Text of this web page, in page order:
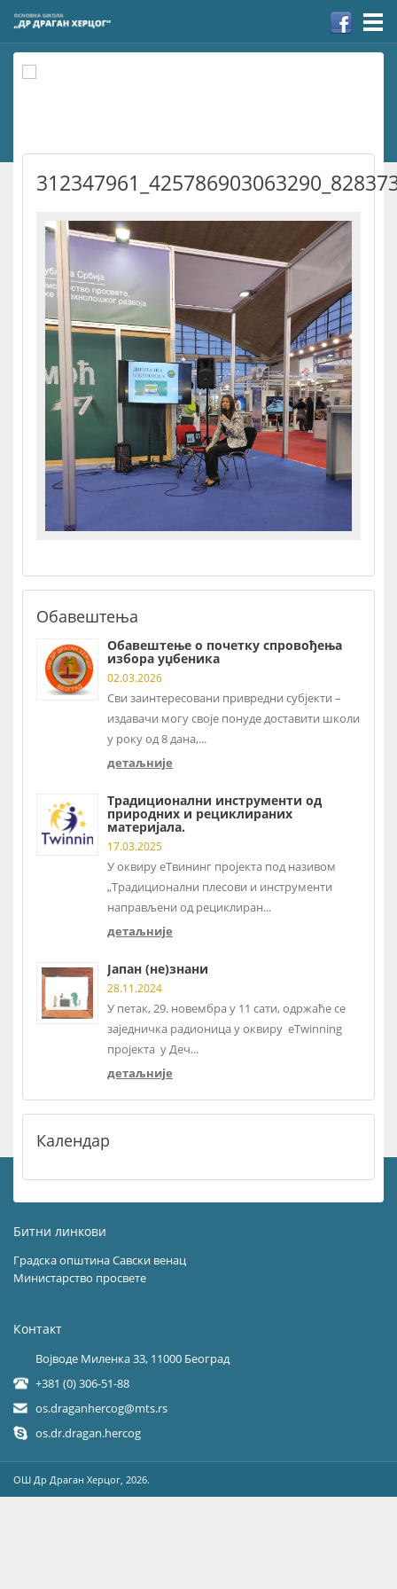
Обавештења
Обавештење о почетку спровођења
избора уџбеника
02.03.2026
Сви заинтересовани привредни субјекти –
издавачи могу своје понуде доставити школи
у року од 8 дана,...
детаљније
Традиционални инструменти од
природних и рециклираних
материјала.
17.03.2025
У оквиру еТвининг пројекта под називом
„Традиционални плесови и инструменти
направљени од рециклиран...
детаљније
Јапан (не)знани
28.11.2024
У петак, 29. новембра у 11 сати, одржаће се
заједничка радионица у оквиру eTwinning
пројекта у Деч...
детаљније
Календар
Битни линкови
Градска општина Савски венац
Министарство просвете
Контакт
Војводе Миленка 33, 11000 Београд
+381 (0) 306-51-88
os.draganhercog@mts.rs
os.dr.dragan.hercog
OШ Др Драган Херцог, 2026.